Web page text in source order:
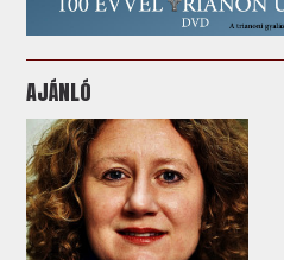
AJÁNLÓ